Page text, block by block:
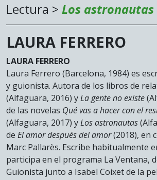
Lectura > Los astronautas
LAURA FERRERO
LAURA FERRERO
Laura Ferrero (Barcelona, 1984) es
y guionista. Autora de los libros de
(Alfaguara, 2016) yLa gente no existe
de las novelas Qué vas a hacer con el
(Alfaguara, 2017) yLos astronautas
de El amor después del amor(2018), en
Marc Pallarès. Escribe habitualmente
participa en el programa La Ventana,
Guionista junto a Isabel Coixet de la